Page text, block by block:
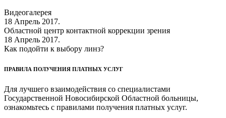
Видеогалерея
18 Апрель 2017.
Областной центр контактной коррекции зрения
18 Апрель 2017.
Как подойти к выбору линз?
ПРАВИЛА ПОЛУЧЕНИЯ ПЛАТНЫХ УСЛУГ
Для лучшего взаимодействия со специалистами
Государственной Новосибирской Областной больницы,
ознакомьтесь с правилами получения платных услуг.